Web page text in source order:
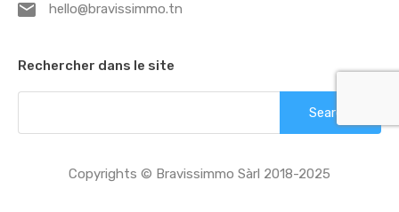
hello@bravissimmo.tn
Rechercher dans le site
Copyrights © Bravissimmo Sàrl 2018-2025